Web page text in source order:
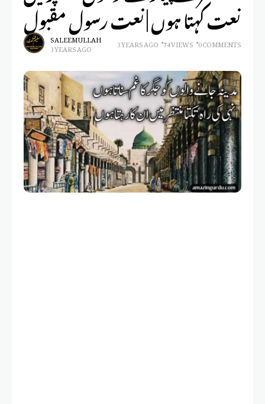
نعت کہتا ہوں | نعت رسول مقبول
SALEEM ULLAH
3 YEARS AGO 3 YEARS AGO 74 VIEWS 0 COMMENTS